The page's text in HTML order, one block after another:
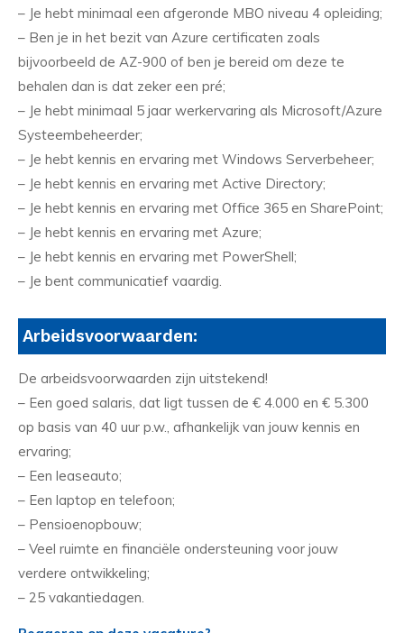
– Je hebt minimaal een afgeronde MBO niveau 4 opleiding;
– Ben je in het bezit van Azure certificaten zoals
bijvoorbeeld de AZ-900 of ben je bereid om deze te
behalen dan is dat zeker een pré;
– Je hebt minimaal 5 jaar werkervaring als Microsoft/Azure
Systeembeheerder;
– Je hebt kennis en ervaring met Windows Serverbeheer;
– Je hebt kennis en ervaring met Active Directory;
– Je hebt kennis en ervaring met Office 365 en SharePoint;
– Je hebt kennis en ervaring met Azure;
– Je hebt kennis en ervaring met PowerShell;
– Je bent communicatief vaardig.
Arbeidsvoorwaarden:
De arbeidsvoorwaarden zijn uitstekend!
– Een goed salaris, dat ligt tussen de € 4.000 en € 5.300
op basis van 40 uur p.w., afhankelijk van jouw kennis en
ervaring;
– Een leaseauto;
– Een laptop en telefoon;
– Pensioenopbouw;
– Veel ruimte en financiële ondersteuning voor jouw
verdere ontwikkeling;
– 25 vakantiedagen.